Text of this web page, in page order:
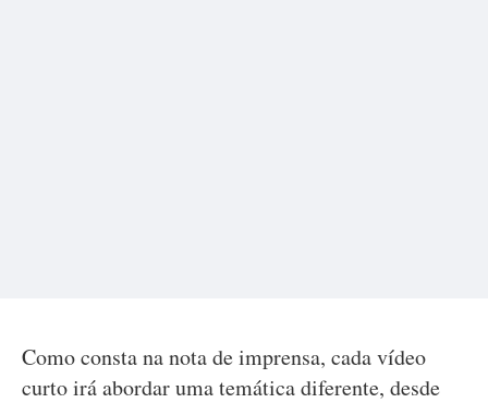
Como consta na nota de imprensa, cada vídeo
curto irá abordar uma temática diferente, desde